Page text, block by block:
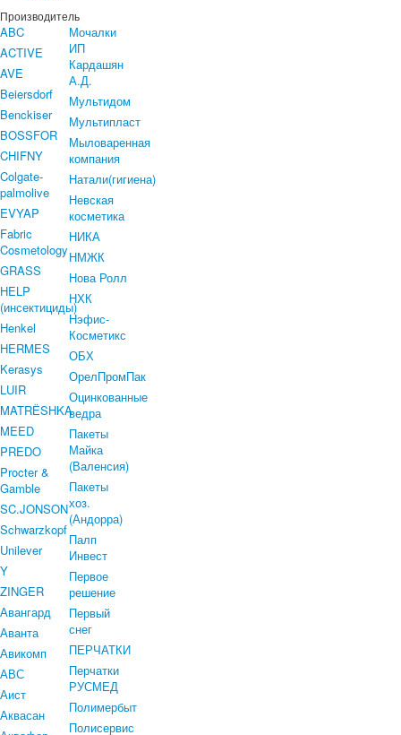
Производитель
ABC
ACTIVE
AVE
Beiersdorf
Benckiser
BOSSFOR
CHIFNY
Colgate-
palmolive
EVYAP
Fabric
Cosmetology
GRASS
HELP
(инсектициды)
Henkel
HERMES
Kerasys
LUIR
MATRЁSHKA
MEED
PREDO
Procter &
Gamble
SC.JONSON
Schwarzkopf
Unilever
Y
ZINGER
Авангард
Аванта
Авикомп
АВС
Аист
Аквасан
Мочалки
ИП
Кардашян
А.Д.
Мультидом
Мультипласт
Мыловаренная
компания
Натали(гигиена)
Невская
косметика
НИКА
НМЖК
Нова Ролл
НХК
Нэфис-
Косметикс
ОБХ
ОрелПромПак
Оцинкованные
ведра
Пакеты
Майка
(Валенсия)
Пакеты
хоз.
(Андорра)
Палп
Инвест
Первое
решение
Первый
снег
ПЕРЧАТКИ
Перчатки
РУСМЕД
Полимербыт
Полисервис